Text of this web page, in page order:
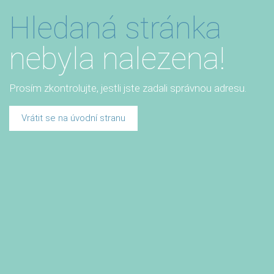
Hledaná stránka
nebyla nalezena!
Prosím zkontrolujte, jestli jste zadali správnou adresu.
Vrátit se na úvodní stranu